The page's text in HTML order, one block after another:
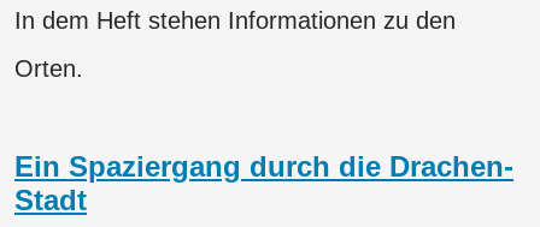
​​​​​​​In dem Heft stehen Informationen zu den
Orten.
Ein Spaziergang durch die Drachen-
Stadt